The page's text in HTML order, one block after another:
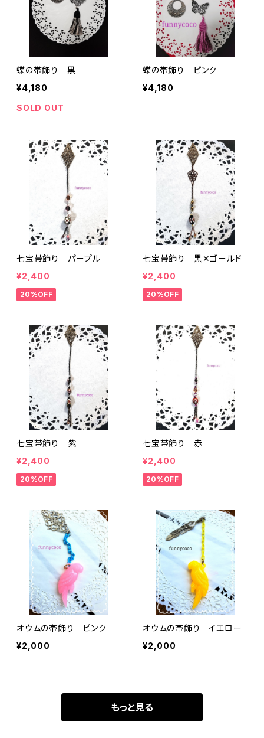
蝶の帯飾り 黒
¥4,180
SOLD OUT
蝶の帯飾り ピンク
¥4,180
七宝帯飾り パープル
¥2,400
20%OFF
七宝帯飾り 黒✕ゴールド
¥2,400
20%OFF
七宝帯飾り 紫
¥2,400
20%OFF
七宝帯飾り 赤
¥2,400
20%OFF
オウムの帯飾り ピンク
¥2,000
オウムの帯飾り イエロー
¥2,000
もっと見る